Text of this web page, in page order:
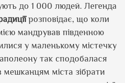
до 1 000 людей. Легенда
розповідає, що коли
мандрував південною
у маленькому містечку
так сподобалася
мешканцям міста зібрати